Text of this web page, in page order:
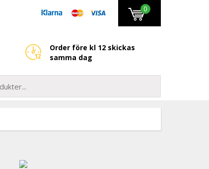
0
Order före kl 12 skickas
samma dag